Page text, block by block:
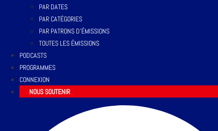
PAR DATES
PAR CATÉGORIES
PAR PATRONS D’ÉMISSIONS
TOUTES LES ÉMISSIONS
PODCASTS
PROGRAMMES
CONNEXION
NOUS SOUTENIR